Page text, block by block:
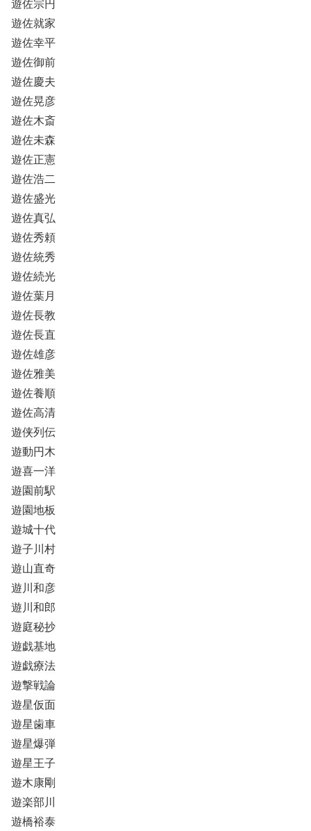
遊佐宗円
遊佐就家
遊佐幸平
遊佐御前
遊佐慶夫
遊佐晃彦
遊佐木斎
遊佐未森
遊佐正憲
遊佐浩二
遊佐盛光
遊佐真弘
遊佐秀頼
遊佐統秀
遊佐続光
遊佐葉月
遊佐長教
遊佐長直
遊佐雄彦
遊佐雅美
遊佐養順
遊佐高清
遊侠列伝
遊動円木
遊喜一洋
遊園前駅
遊園地板
遊城十代
遊子川村
遊山直奇
遊川和彦
遊川和郎
遊庭秘抄
遊戯基地
遊戯療法
遊撃戦論
遊星仮面
遊星歯車
遊星爆弾
遊星王子
遊木康剛
遊楽部川
遊橋裕泰